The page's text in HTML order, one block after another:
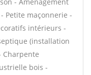
Petite maçonnerie -
intérieurs -
(installation
Charpente
bois -